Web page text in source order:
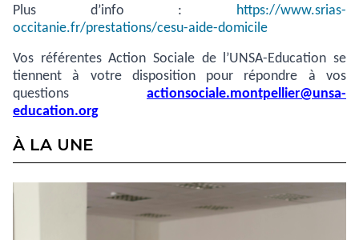
Plus d’info : https://www.srias-
occitanie.fr/prestations/cesu-aide-domicile
Vos référentes Action Sociale de l’UNSA-Education se
tiennent à votre disposition pour répondre à vos
questions actionsociale.montpellier@unsa-
education.org
À LA UNE